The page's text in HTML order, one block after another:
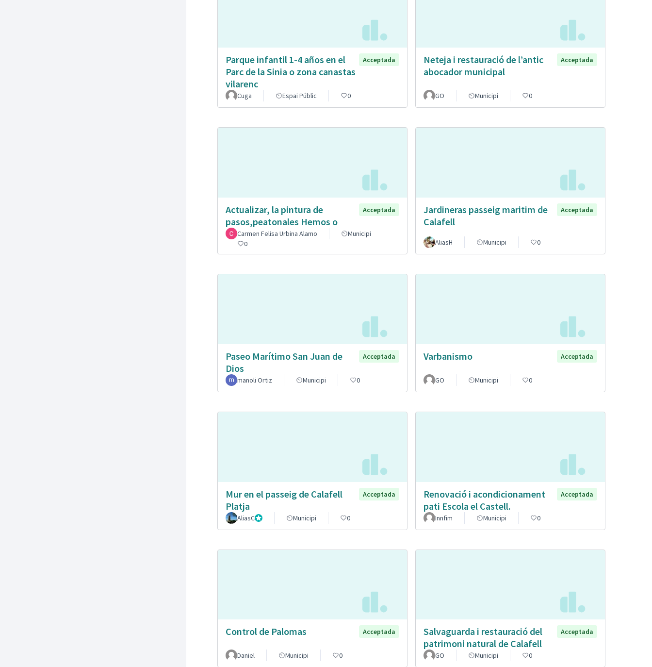
Parque infantil 1-4 años en el
Parc de la Sinia o zona canastas
vilarenc
Acceptada
Cuga Espai Públic 0
Neteja i restauració de l’antic
abocador municipal
Acceptada
GO Municipi 0
Actualizar, la pintura de
pasos,peatonales Hemos o
Acceptada
Carmen Felisa Urbina Alamo
Municipi
0
Jardineras passeig maritim de
Calafell
Acceptada
AliasH Municipi 0
Paseo Marítimo San Juan de
Dios
Acceptada
manoli Ortiz Municipi 0
Varbanismo Acceptada
GO Municipi 0
Mur en el passeig de Calafell
Platja
Acceptada
AliasCGestor Municipi 0
Renovació i acondicionament
pati Escola el Castell.
Acceptada
Innfim Municipi 0
Control de Palomas Acceptada
Daniel Municipi 0
Salvaguarda i restauració del
patrimoni natural de Calafell
Acceptada
GO Municipi 0